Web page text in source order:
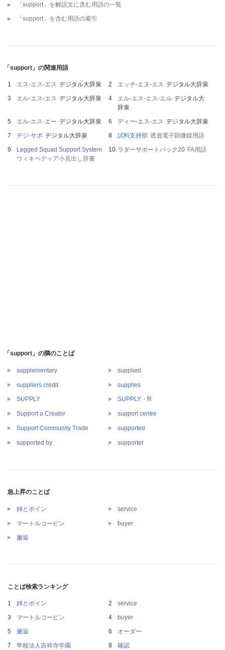
「support」を解説文に含む用語の一覧
「support」を含む用語の索引
「support」の関連用語
エス‐エス‐エス デジタル大辞泉 エッチ‐エヌ‐エス デジタル大辞泉
エル‐エス‐エス デジタル大辞泉 エル‐エス‐エス‐エル デジタル大
辞泉
エル‐エス‐エー デジタル大辞泉 ディー‐エス‐エス デジタル大辞泉
デジ‐サポ デジタル大辞泉 試料支持部 透過電子顕微鏡用語
Legged Squad Support System
ウィキペディア小見出し辞書
ラダーサポートパック20 FA用語
「support」の隣のことば
supplementary supplied
suppliers credit supplies
SUPPLY SUPPLY・R
Support a Creator support centre
Support Community Trade supported
supported by supporter
急上昇のことば
姉とボイン service
マートルコービン buyer
邂逅
ことば検索ランキング
姉とボイン
service
マートルコービン
buyer
邂逅
オーダー
学校法人吉祥寺学園
確認